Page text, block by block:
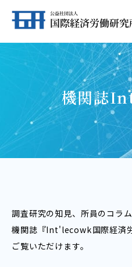
機関誌
調査研究の知見、所員のコラ
機関誌『Int'lecowk――国際経済
ご覧いただけます。